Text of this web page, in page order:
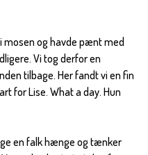
mosen og havde pænt med
Vi tog derfor en
tilbage. Her fandt vi en fin
for Lise. What a day. Hun
en falk hænge og tænker